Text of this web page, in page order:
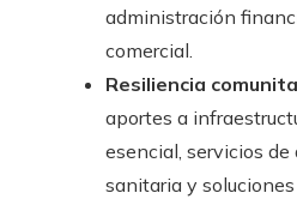
administración
comercial.
Resiliencia
aportes a
esencial, servicios
sanitaria y soluciones